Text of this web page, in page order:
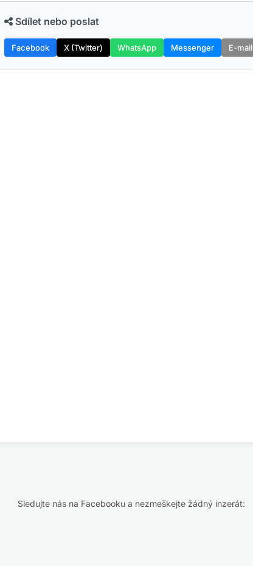
Sdílet nebo poslat
Facebook X (Twitter) WhatsApp Messenger E-mail
Sledujte nás na Facebooku a nezmeškejte žádný inzerát: